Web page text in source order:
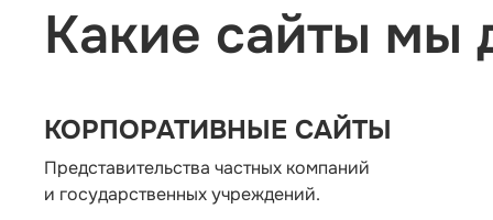
Какие сайты мы
КОРПОРАТИВНЫЕ САЙТЫ
Представительства частных компаний
и государственных учреждений.